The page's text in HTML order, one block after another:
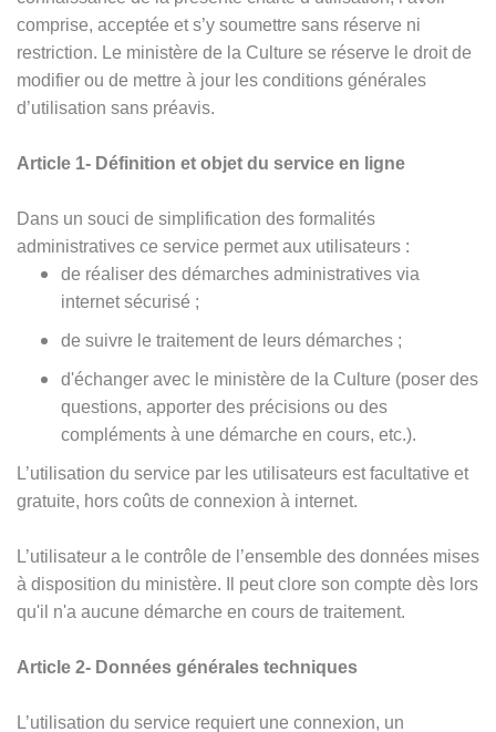
comprise, acceptée et s’y soumettre sans réserve ni
restriction. Le ministère de la Culture se réserve le droit de
modifier ou de mettre à jour les conditions générales
d’utilisation sans préavis.
Article 1- Définition et objet du service en ligne
Dans un souci de simplification des formalités
administratives ce service permet aux utilisateurs :
de réaliser des démarches administratives via
internet sécurisé ;
de suivre le traitement de leurs démarches ;
d'échanger avec le ministère de la Culture (poser des
questions, apporter des précisions ou des
compléments à une démarche en cours, etc.).
L’utilisation du service par les utilisateurs est facultative et
gratuite, hors coûts de connexion à internet.
L’utilisateur a le contrôle de l’ensemble des données mises
à disposition du ministère. Il peut clore son compte dès lors
qu'il n'a aucune démarche en cours de traitement.
Article 2- Données générales techniques
L’utilisation du service requiert une connexion, un